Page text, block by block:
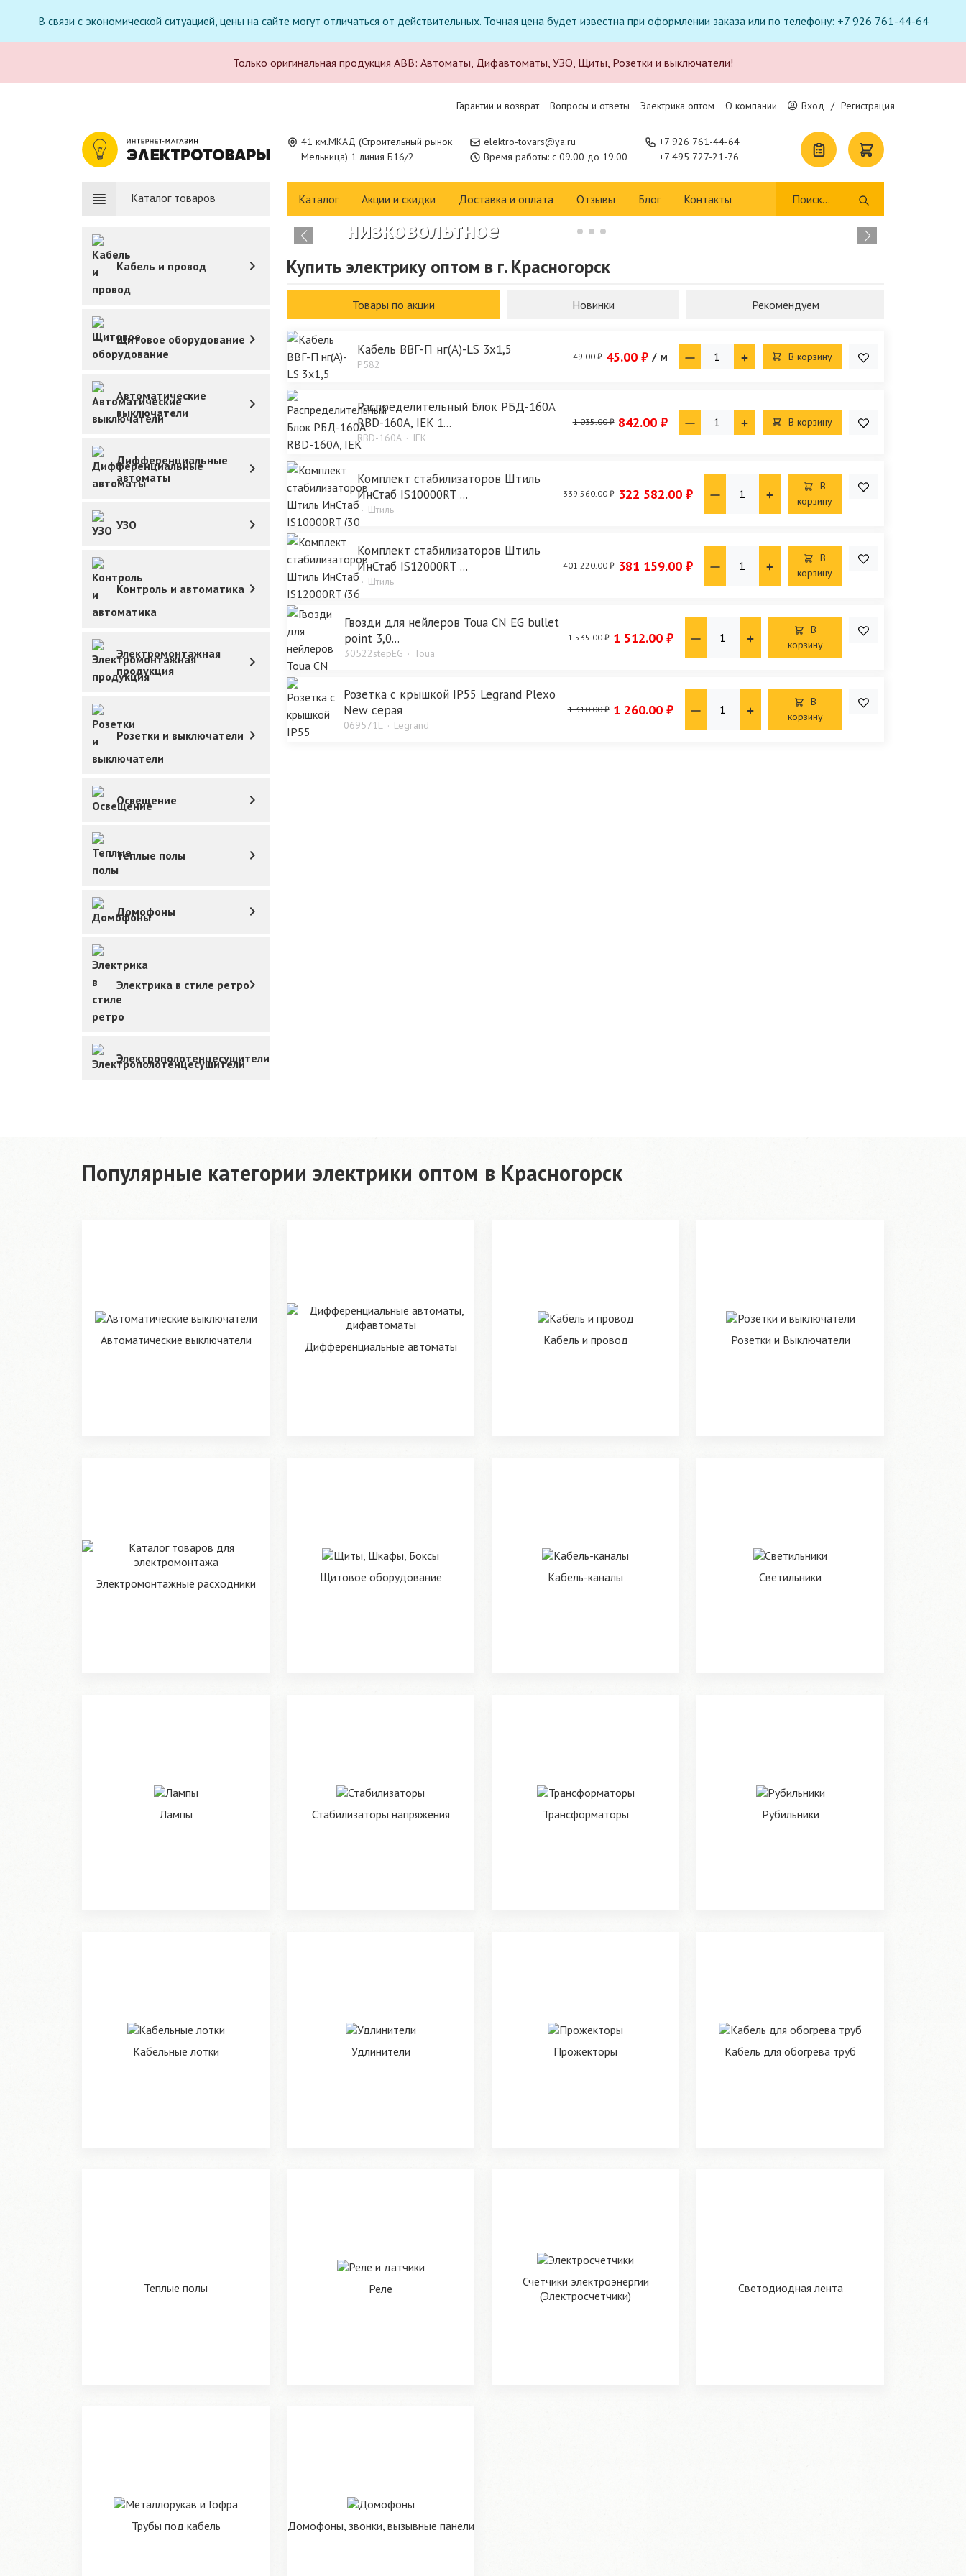
В связи с экономической ситуацией, цены на сайте могут отличаться от действительных. Точная цена будет известна при оформлении заказа или по телефону: +7 926 761-44-64
Только оригинальная продукция ABB: Автоматы, Дифавтоматы, УЗО, Щиты, Розетки и выключатели!
Гарантии и возврат Вопросы и ответы Электрика оптом О компании Вход / Регистрация
41 км.МКАД (Строительный рынок
Мельница) 1 линия Б16/2
elektro-tovars@ya.ru
Время работы: с 09.00 до 19.00
+7 926 761-44-64
+7 495 727-21-76
Каталог товаров Каталог Акции и скидки Доставка и оплата Отзывы Блог Контакты
Кабель и провод
Щитовое оборудование
Автоматические
выключатели
Дифференциальные
автоматы
УЗО
Контроль и автоматика
Электромонтажная
продукция
Розетки и выключатели
Освещение
Теплые полы
Домофоны
Электрика в стиле ретро
Электрополотенцесушители
Новое поступление в
каталоге:
низковольтное
оборудование CHINT
Изучить каталог
Купить электрику оптом в г. Красногорск
Товары по акции Новинки Рекомендуем
Кабель ВВГ-П нг(А)-LS 3х1,5
P582
49.00 ₽ 45.00 ₽ / м В корзину
Распределительный Блок РБД-160А
RBD-160A, IEK 1...
RBD-160A IEK
1 035.00 ₽ 842.00 ₽ В корзину
Комплект стабилизаторов Штиль
ИнСтаб IS10000RT ...
Штиль
339 560.00 ₽ 322 582.00 ₽
корзину
Комплект стабилизаторов Штиль
ИнСтаб IS12000RT ...
Штиль
401 220.00 ₽ 381 159.00 ₽
корзину
Гвозди для нейлеров Toua CN EG bullet
point 3,0...
30522stepEG Toua
1 535.00 ₽ 1 512.00 ₽
корзину
Розетка с крышкой IP55 Legrand Plexo
New серая
069571L Legrand
1 310.00 ₽ 1 260.00 ₽
корзину
Популярные категории электрики оптом в Красногорск
Автоматические выключатели Дифференциальные автоматы Кабель и провод Розетки и Выключатели
Электромонтажные расходники Щитовое оборудование Кабель-каналы Светильники
Лампы Стабилизаторы напряжения Трансформаторы Рубильники
Кабельные лотки Удлинители Прожекторы Кабель для обогрева труб
Теплые полы Реле
Счетчики электроэнергии
(Электросчетчики)
Светодиодная лента
Трубы под кабель Домофоны, звонки, вызывные панели